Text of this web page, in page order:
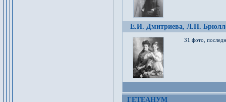
Е.И. Дмитриева, Л.П.
31 фото,
ГЕТЕАНУМ